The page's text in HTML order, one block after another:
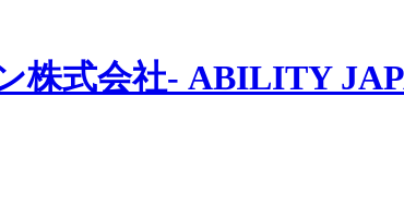
株式会社- ABILITY